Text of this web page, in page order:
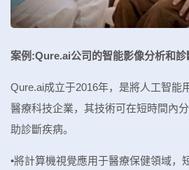
案例:Qure.ai公司的智能影像分析和診
Qure.ai成立于2016年，是將人工智能
醫療科技企業，其技術可在短時間內
助診斷疾病。
•將計算機視覺應用于醫療保健領域，